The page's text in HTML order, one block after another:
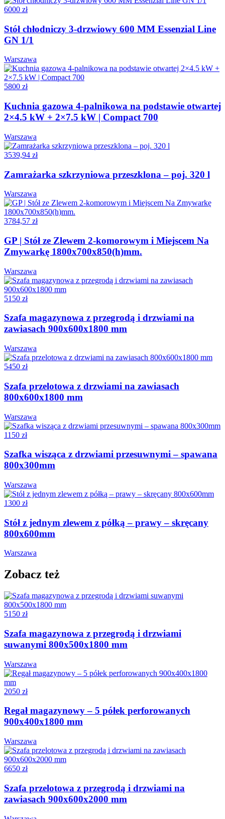
6000 zł
Stół chłodniczy 3-drzwiowy 600 MM Essenzial Line
GN 1/1
Warszawa
5800 zł
Kuchnia gazowa 4-palnikowa na podstawie otwartej
2×4.5 kW + 2×7.5 kW | Compact 700
Warszawa
3539,94 zł
Zamrażarka szkrzyniowa przeszklona – poj. 320 l
Warszawa
3784,57 zł
GP | Stół ze Zlewem 2-komorowym i Miejscem Na
Zmywarkę 1800x700x850(h)mm.
Warszawa
5150 zł
Szafa magazynowa z przegrodą i drzwiami na
zawiasach 900x600x1800 mm
Warszawa
5450 zł
Szafa przelotowa z drzwiami na zawiasach
800x600x1800 mm
Warszawa
1150 zł
Szafka wisząca z drzwiami przesuwnymi – spawana
800x300mm
Warszawa
1300 zł
Stół z jednym zlewem z półką – prawy – skręcany
800x600mm
Warszawa
Zobacz też
5150 zł
Szafa magazynowa z przegrodą i drzwiami
suwanymi 800x500x1800 mm
Warszawa
2050 zł
Regał magazynowy – 5 półek perforowanych
900x400x1800 mm
Warszawa
6650 zł
Szafa przelotowa z przegrodą i drzwiami na
zawiasach 900x600x2000 mm